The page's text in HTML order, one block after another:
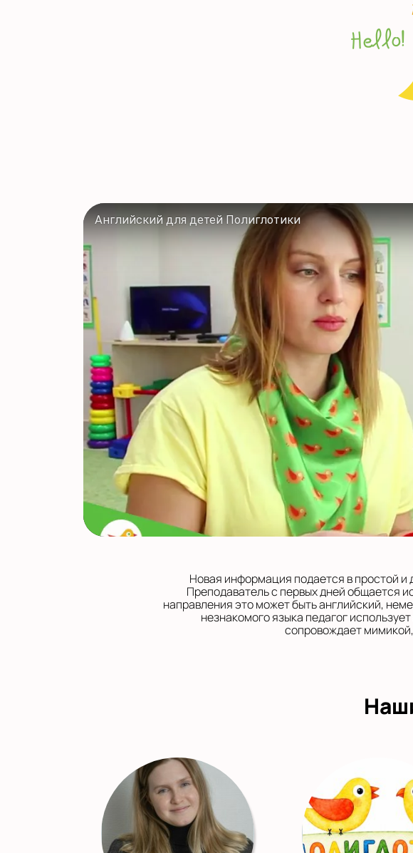
Английский для детей Полиглотики
Новая информация подается в простой
Преподаватель с первых дней общается
направления это может быть английский,
незнакомого языка педагог
сопровождает